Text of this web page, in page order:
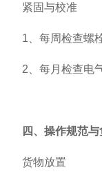
‌紧固与校准‌
1、每周检查螺
2、每月检查电
四、操作规范
货物放置‌